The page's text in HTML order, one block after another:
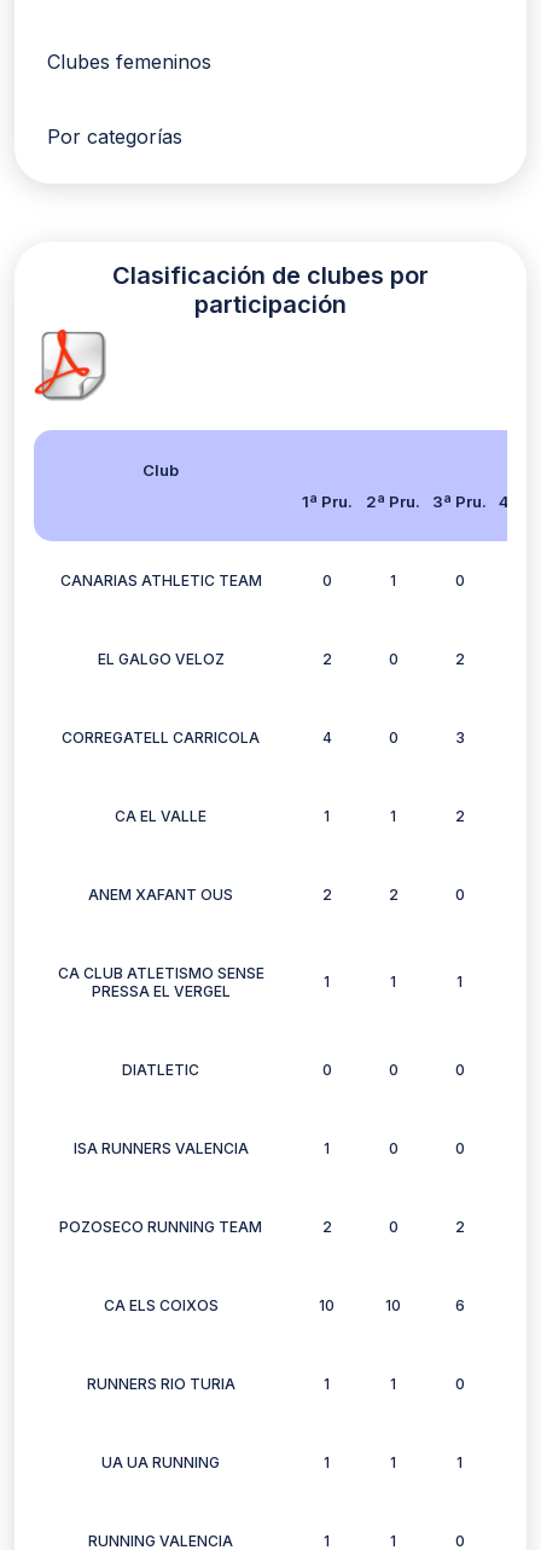
Clubes femeninos
Por categorías
Clasificación de clubes por
participación
Club
1ª Pru.
2ª Pru. 3ª Pru. 4ª
CANARIAS ATHLETIC TEAM 0 1 0
EL GALGO VELOZ 2 0 2
CORREGATELL CARRICOLA 4 0 3
CA EL VALLE 1 1 2
ANEM XAFANT OUS 2 2 0
CA CLUB ATLETISMO SENSE
PRESSA EL VERGEL
1 1 1
DIATLETIC 0 0 0
ISA RUNNERS VALENCIA 1 0 0
POZOSECO RUNNING TEAM 2 0 2
CA ELS COIXOS 10 10 6
RUNNERS RIO TURIA 1 1 0
UA UA RUNNING 1 1 1
RUNNING VALENCIA 1 1 0